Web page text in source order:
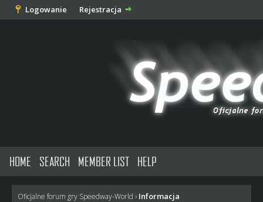
Logowanie Rejestracja
HOME SEARCH MEMBER LIST HELP
Oficjalne forum gry Speedway-World › Informacja